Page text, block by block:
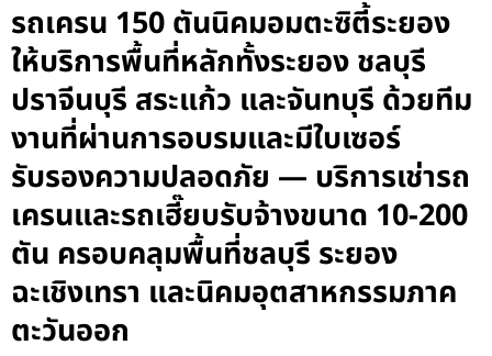
รถเครน 150 ตันนิคมอมตะซิตี้ระยอง
ให้บริการพื้นที่หลักทั้งระยอง ชลบุรี
ปราจีนบุรี สระแก้ว และจันทบุรี ด้วยทีม
งานที่ผ่านการอบรมและมีใบเซอร์
รับรองความปลอดภัย — บริการเช่ารถ
เครนและรถเฮี๊ยบรับจ้างขนาด 10-200
ตัน ครอบคลุมพื้นที่ชลบุรี ระยอง
ฉะเชิงเทรา และนิคมอุตสาหกรรมภาค
ตะวันออก